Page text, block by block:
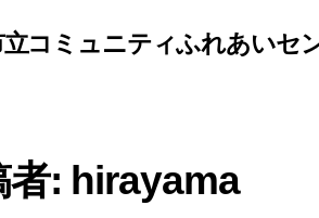
コミュニティふれあいセ
者: hirayama